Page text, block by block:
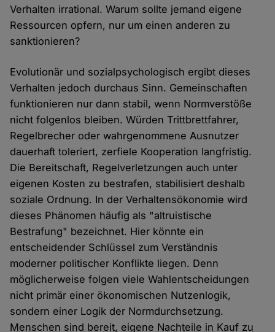
Verhalten irrational. Warum sollte jemand eigene
Ressourcen opfern, nur um einen anderen zu
sanktionieren?
Evolutionär und sozialpsychologisch ergibt dieses
Verhalten jedoch durchaus Sinn. Gemeinschaften
funktionieren nur dann stabil, wenn Normverstöße
nicht folgenlos bleiben. Würden Trittbrettfahrer,
Regelbrecher oder wahrgenommene Ausnutzer
dauerhaft toleriert, zerfiele Kooperation langfristig.
Die Bereitschaft, Regelverletzungen auch unter
eigenen Kosten zu bestrafen, stabilisiert deshalb
soziale Ordnung. In der Verhaltensökonomie wird
dieses Phänomen häufig als "altruistische
Bestrafung" bezeichnet. Hier könnte ein
entscheidender Schlüssel zum Verständnis
moderner politischer Konflikte liegen. Denn
möglicherweise folgen viele Wahlentscheidungen
nicht primär einer ökonomischen Nutzenlogik,
sondern einer Logik der Normdurchsetzung.
Menschen sind bereit, eigene Nachteile in Kauf zu